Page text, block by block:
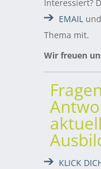
Interessiert?
EMAIL
Thema mit.
Wir freuen
KLICK